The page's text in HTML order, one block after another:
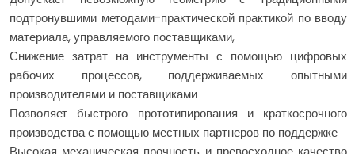
подтронувшими методами-практической практикой по вводу
материала, управляемого поставщиками,
Снижение затрат на инструменты с помощью цифровых
рабочих процессов, поддерживаемых опытными
производителями и поставщиками
Позволяет быстрого прототипирования и краткосрочного
производства с помощью местных партнеров по поддержке